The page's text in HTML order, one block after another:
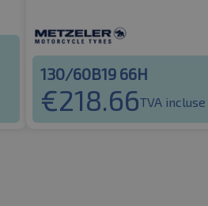
130/60B19 66H
€218.66TVA incluse